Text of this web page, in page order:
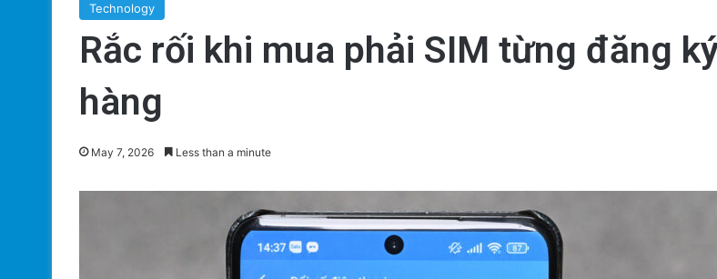
Technology
Rắc rối khi mua phải SIM từng đăng
hàng
May 7, 2026 Less than a minute